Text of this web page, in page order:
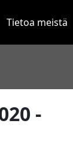
Tietoa meistä
-